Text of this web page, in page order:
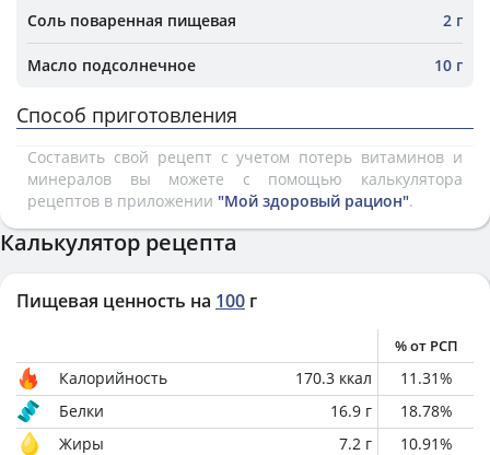
Соль поваренная пищевая 2 г
Масло подсолнечное 10 г
Способ приготовления
Составить свой рецепт с учетом потерь витаминов и
минералов вы можете с помощью калькулятора
рецептов в приложении "Мой здоровый рацион".
Калькулятор рецепта
Пищевая ценность на 100 г
% от РСП
Калорийность 170.3 ккал 11.31%
Белки
16.9 г 18.78%
Жиры
7.2 г 10.91%